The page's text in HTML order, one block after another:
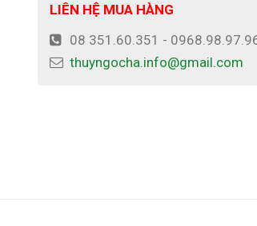
LIÊN HỆ MUA HÀNG
08 351.60.351 -
thuyngocha.info@gmail.com